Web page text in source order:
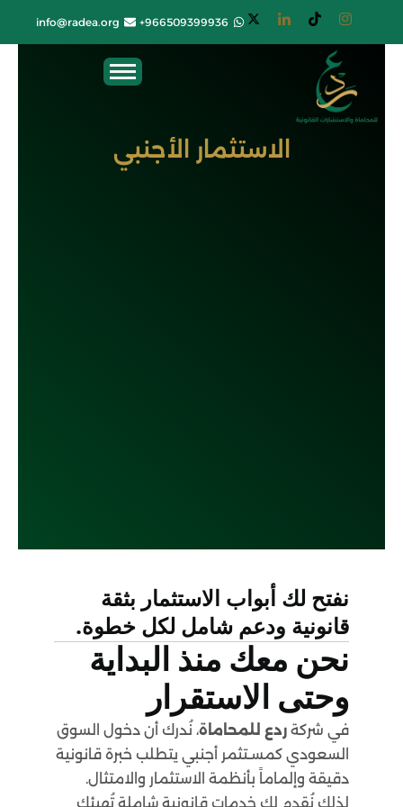
966509399936+
info@radea.org
الاستثمار الأجنبيالاستثمار الأجنبي
نفتح لك أبواب الاستثمار بثقة
قانونية ودعم شامل لكل خطوة.
نحن معك منذ البداية
وحتى الاستقرار
في شركة ردع للمحاماة، نُدرك أن دخول السوق
السعودي كمسـتثمر أجنبي يتطلب خبرة قانونية
دقيقة وإلماماً بأنظمة الاستثمار والامتثال.
لذلك نُقدم لك خدمات قانونية شاملة تُهيئك